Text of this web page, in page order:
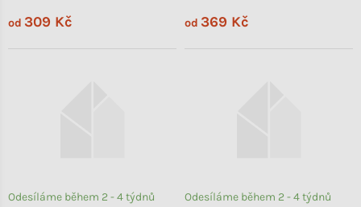
od 309 Kč od 369 Kč
Odesíláme během 2 - 4 týdnů Odesíláme během 2 - 4 týdnů